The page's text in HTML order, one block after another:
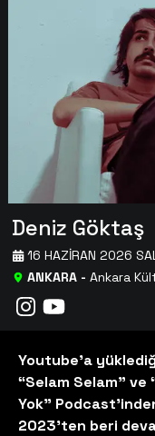
Deniz Göktaş
ANKARA- Ankara
16 HAZIRAN 2026
Youtube’a
“Selam Selam” ve
Yok”
2023’ten beri